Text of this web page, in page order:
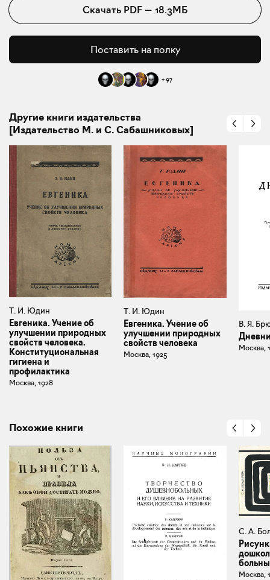
Скачать PDF — 18.3МБ
Поставить на полку
+97
Другие книги издательства
[Издательство М. и С. Сабашниковых]
Т. И. Юдин
Евгеника. Учение об
улучшении природных
свойств человека.
Конституциональная
гигиена и
профилактика
Москва, 1928
Т. И. Юдин
Евгеника. Учение об
улучшении природных
свойств человека
Москва, 1925
В. Я.
Москва,
Похожие книги
С. А.
Москва,